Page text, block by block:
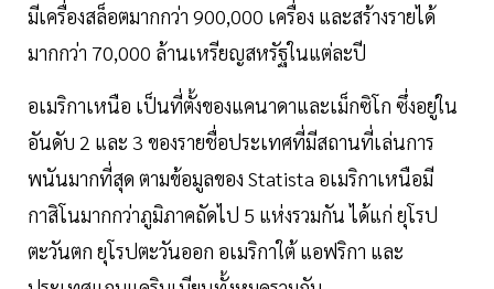
มีเครื่องสล็อตมากกว่า 900,000 เครื่อง และสร้างรายได้
มากกว่า 70,000 ล้านเหรียญสหรัฐในแต่ละปี
อเมริกาเหนือ เป็นที่ตั้งของแคนาดาและเม็กซิโก ซึ่งอยู่ใน
อันดับ 2 และ 3 ของรายชื่อประเทศที่มีสถานที่เล่นการ
พนันมากที่สุด ตามข้อมูลของ Statista อเมริกาเหนือมี
กาสิโนมากกว่าภูมิภาคถัดไป 5 แห่งรวมกัน ได้แก่ ยุโรป
ตะวันตก ยุโรปตะวันออก อเมริกาใต้ แอฟริกา และ